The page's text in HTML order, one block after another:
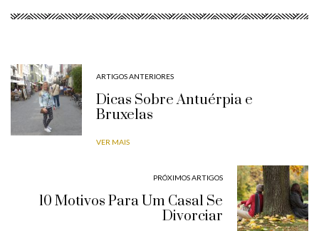
ARTIGOS ANTERIORES
Dicas Sobre Antuérpia e
Bruxelas
VER MAIS
PRÓXIMOS ARTIGOS
10 Motivos Para Um Casal Se
Divorciar